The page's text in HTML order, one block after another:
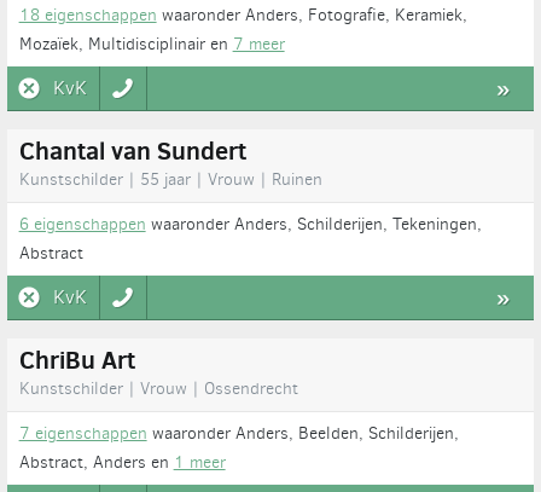
18 eigenschappen waaronder Anders, Fotografie, Keramiek,
Mozaïek, Multidisciplinair en 7 meer
KvK »
Chantal van Sundert
Kunstschilder | 55 jaar | Vrouw | Ruinen
6 eigenschappen waaronder Anders, Schilderijen, Tekeningen,
Abstract
KvK »
ChriBu Art
Kunstschilder | Vrouw | Ossendrecht
7 eigenschappen waaronder Anders, Beelden, Schilderijen,
Abstract, Anders en 1 meer